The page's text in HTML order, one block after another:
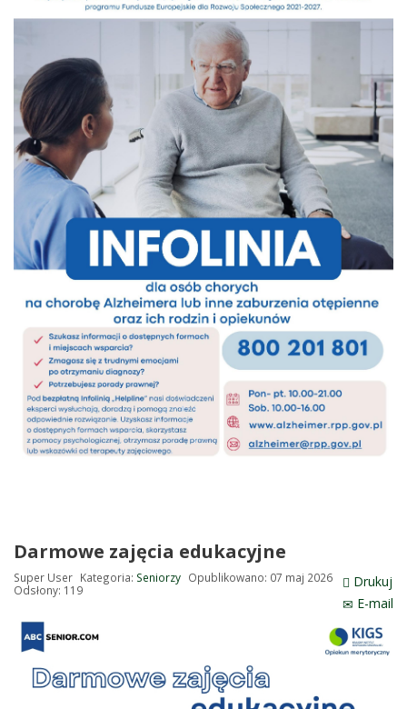
Darmowe zajęcia edukacyjne
Drukuj
E-mail
Super User Kategoria: Seniorzy Opublikowano: 07 maj 2026
Odsłony: 119